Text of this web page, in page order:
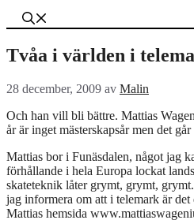
Tvåa i världen i
28 december, 2009 av Malin
Och han vill bli bättre. Mattias
år är inget mästerskapsår men det
Mattias bor i Funäsdalen, något jag
förhållande i hela Europa lockat
skateteknik låter grymt, grymt,
jag informera om att i telemark är
Mattias hemsida